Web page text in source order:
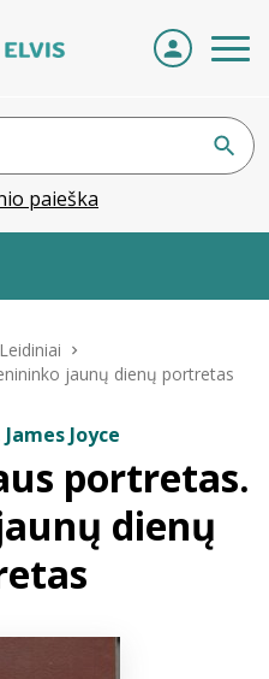
paieška
Leidiniai
jaunų dienų portretas
Joyce
portretas.
dienų